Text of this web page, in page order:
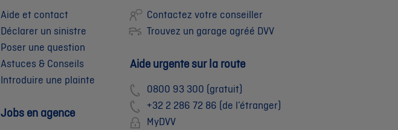
Aide et contact
Déclarer un sinistre
Poser une question
Astuces & Conseils
Introduire une plainte
Jobs en agence
Contactez votre conseiller
Trouvez un garage agréé DVV
Aide urgente sur la route
0800 93 300 (gratuit)
+32 2 286 72 86 (de l’étranger)
MyDVV